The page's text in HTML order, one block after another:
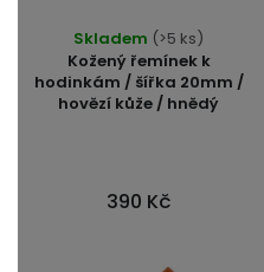
Kožený řemínek k
hodinkám / šířka 20mm /
hovězí kůže / hnědý
Skladem (>5 ks)
390 Kč